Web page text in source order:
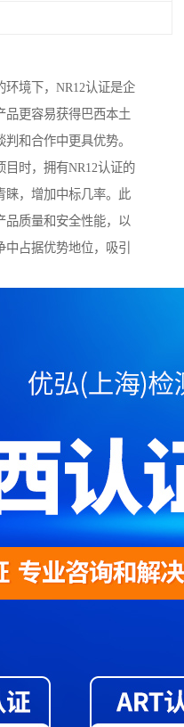
境下，NR12认证是企
品更容易获得巴西本土
和合作中更具优势。
时，拥有NR12认证的
睐，增加中标几率。此
品质量和安全性能，以
占据优势地位，吸引